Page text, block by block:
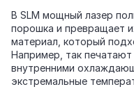
В SLM мощный лазер
порошка и превращает
материал, который
Например, так печатают
внутренними
экстремальные